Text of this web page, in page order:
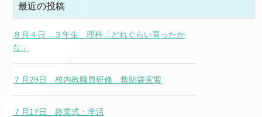
最近の投稿
８月４日 ３年生 理科「どれぐらい育ったか
な」
７月29日 校内教職員研修 救助袋実習
７月17日 終業式・学活